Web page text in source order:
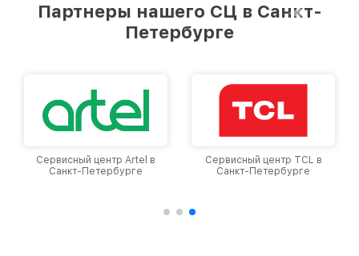
Партнеры нашего СЦ в Санкт-
Петербурге
Сервисный центр TCL в
Санкт-Петербурге
Сервисный центр Xiaomi в
Санкт-Петербурге